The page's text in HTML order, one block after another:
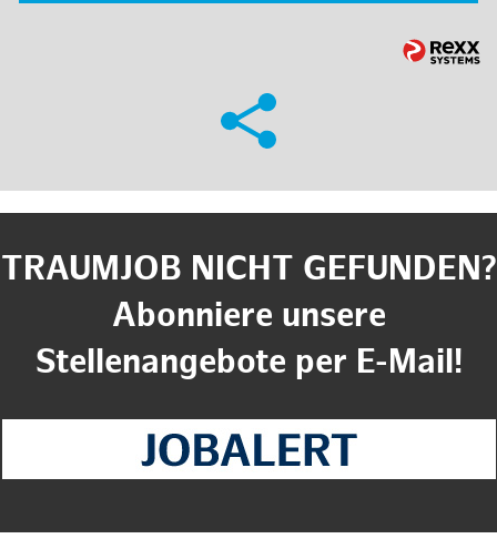
TRAUMJOB NICHT GEFUNDEN?
Abonniere unsere
Stellenangebote per E-Mail!